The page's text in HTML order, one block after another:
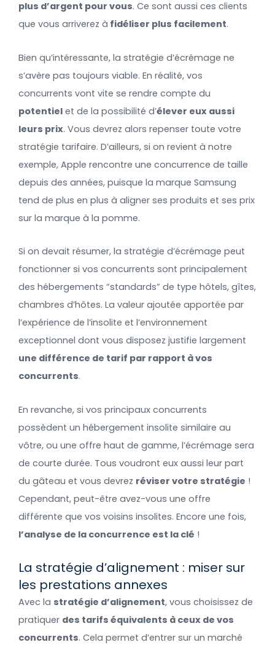
plus d’argent pour vous. Ce sont aussi ces clients
que vous arriverez à fidéliser plus facilement.
Bien qu’intéressante, la stratégie d’écrémage ne
s’avère pas toujours viable. En réalité, vos
concurrents vont vite se rendre compte du
potentiel et de la possibilité d’élever eux aussi
leurs prix. Vous devrez alors repenser toute votre
stratégie tarifaire. D’ailleurs, si on revient à notre
exemple, Apple rencontre une concurrence de taille
depuis des années, puisque la marque Samsung
tend de plus en plus à aligner ses produits et ses prix
sur la marque à la pomme.
Si on devait résumer, la stratégie d’écrémage peut
fonctionner si vos concurrents sont principalement
des hébergements “standards” de type hôtels, gîtes,
chambres d’hôtes. La valeur ajoutée apportée par
l’expérience de l’insolite et l’environnement
exceptionnel dont vous disposez justifie largement
une différence de tarif par rapport à vos
concurrents.
En revanche, si vos principaux concurrents
possèdent un hébergement insolite similaire au
vôtre, ou une offre haut de gamme, l’écrémage sera
de courte durée. Tous voudront eux aussi leur part
du gâteau et vous devrez réviser votre stratégie !
Cependant, peut-être avez-vous une offre
différente que vos voisins insolites. Encore une fois,
l’analyse de la concurrence est la clé !
La stratégie d’alignement : miser sur
les prestations annexes
Avec la stratégie d’alignement, vous choisissez de
pratiquer des tarifs équivalents à ceux de vos
concurrents. Cela permet d’entrer sur un marché